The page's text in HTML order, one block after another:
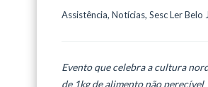
Assistência, Notícias, Sesc Ler Belo
Evento que celebra a cultura
de 1kg de alimento não perecível